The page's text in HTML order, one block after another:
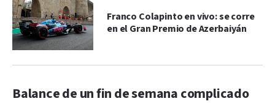
Franco Colapinto en vivo: se corre
en el Gran Premio de Azerbaiyán
Balance de un fin de semana complicado